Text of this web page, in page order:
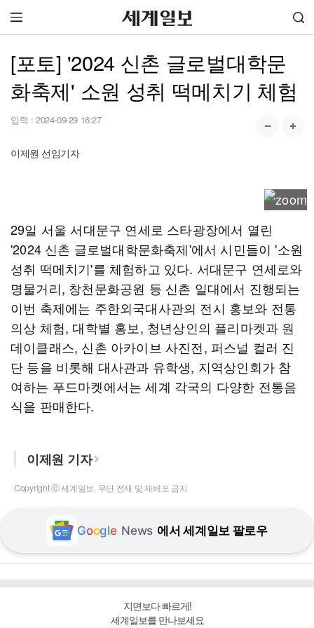
[포토] '2024 신촌 글로벌대학문
화축제' 소원 성취 떡메치기 체험
입력 : 2024-09-29 16:27
이제원 선임기자
29일 서울 서대문구 연세로 스타광장에서 열린
'2024 신촌 글로벌대학문화축제'에서 시민들이 '소원
성취 떡메치기'를 체험하고 있다. 서대문구 연세로와
명물거리, 창천문화공원 등 신촌 일대에서 진행되는
이번 축제에는 주한외국대사관의 전시 홍보와 전통
의상 체험, 대학별 홍보, 청년상인의 플리마켓과 원
데이클래스, 신촌 아카이브 사진전, 퍼스널 컬러 진
단 등을 비롯해 대사관과 유학생, 지역상인회가 참
여하는 푸드마켓에서는 세계 각국의 다양한 전통음
식을 판매한다.
이제원 기자
Copyright ⓒ 세계일보. 무단 전재 및 재배포 금지
Google News 에서 세계일보 팔로우
지면보다 빠르게!
세계일보를 만나보세요